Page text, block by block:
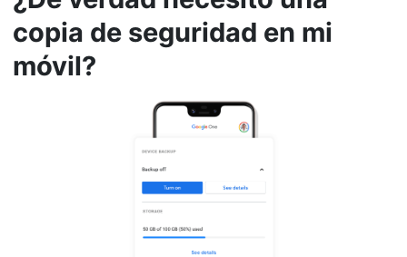
copia de seguridad en mi
móvil?